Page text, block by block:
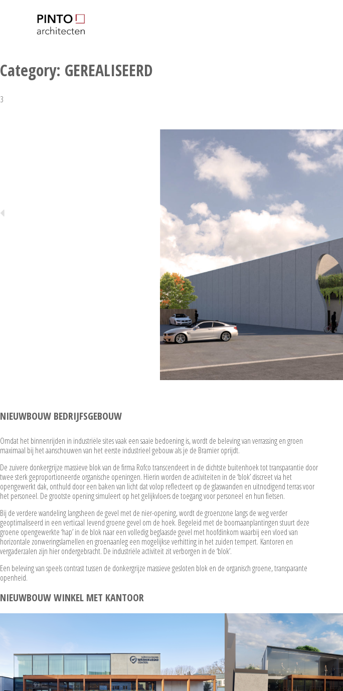
Category: GEREALISEERD
3
NIEUWBOUW BEDRIJFSGEBOUW
Omdat het binnenrijden in industriële sites vaak een saaie bedoening is, wordt de beleving van verrassing en groen
maximaal bij het aanschouwen van het eerste industrieel gebouw als je de Bramier oprijdt.
De zuivere donkergrijze massieve blok van de firma Rofco transcendeert in de dichtste buitenhoek tot transparantie door
twee sterk geproportioneerde organische openingen. Hierin worden de activiteiten in de ‘blok’ discreet via het
opengewerkt dak, onthuld door een baken van licht dat volop reflecteert op de glaswanden en uitnodigend terras voor
het personeel. De grootste opening simuleert op het gelijkvloers de toegang voor personeel en hun fietsen.
Bij de verdere wandeling langsheen de gevel met de nier-opening, wordt de groenzone langs de weg verder
geoptimaliseerd in een verticaal levend groene gevel om de hoek. Begeleid met de boomaanplantingen stuurt deze
groene opengewerkte ‘hap’ in de blok naar een volledig beglaasde gevel met hoofdinkom waarbij een vloed van
horizontale zonweringslamellen en groenaanleg een mogelijkse verhitting in het zuiden tempert. Kantoren en
vergaderzalen zijn hier ondergebracht. De industriële activiteit zit verborgen in de ‘blok’.
Een beleving van speels contrast tussen de donkergrijze massieve gesloten blok en de organisch groene, transparante
openheid.
NIEUWBOUW WINKEL MET KANTOOR